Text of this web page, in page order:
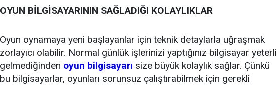
OYUN BİLGİSAYARININ SAĞLADIĞI KOLAYLIKLAR
Oyun oynamaya yeni başlayanlar için teknik detaylarla uğraşmak
zorlayıcı olabilir. Normal günlük işlerinizi yaptığınız bilgisayar yeterli
gelmediğinden oyun bilgisayarı size büyük kolaylık sağlar. Çünkü
bu bilgisayarlar, oyunları sorunsuz çalıştırabilmek için gerekli